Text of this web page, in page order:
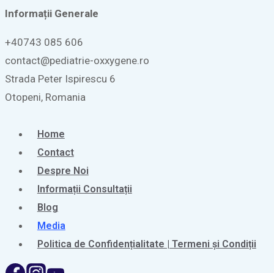
Informații Generale
+40743 085 606
contact@pediatrie-oxxygene.ro
Strada Peter Ispirescu 6
Otopeni, Romania
Home
Contact
Despre Noi
Informații Consultații
Blog
Media
Politica de Confidențialitate | Termeni și Condiții